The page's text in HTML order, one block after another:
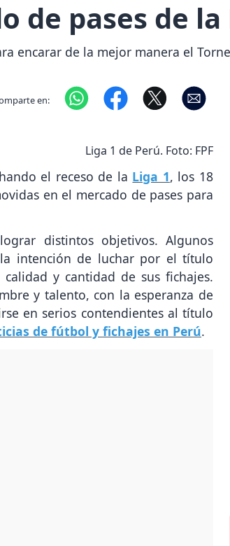
de pases de la
encarar de la mejor manera el
en:
Liga 1 de Perú. Foto: FPF
el receso de la Liga 1, los 18
en el mercado de pases para
distintos objetivos. Algunos
intención de luchar por el título
y cantidad de sus fichajes.
y talento, con la esperanza de
en serios contendientes al título
de fútbol y fichajes en Perú.